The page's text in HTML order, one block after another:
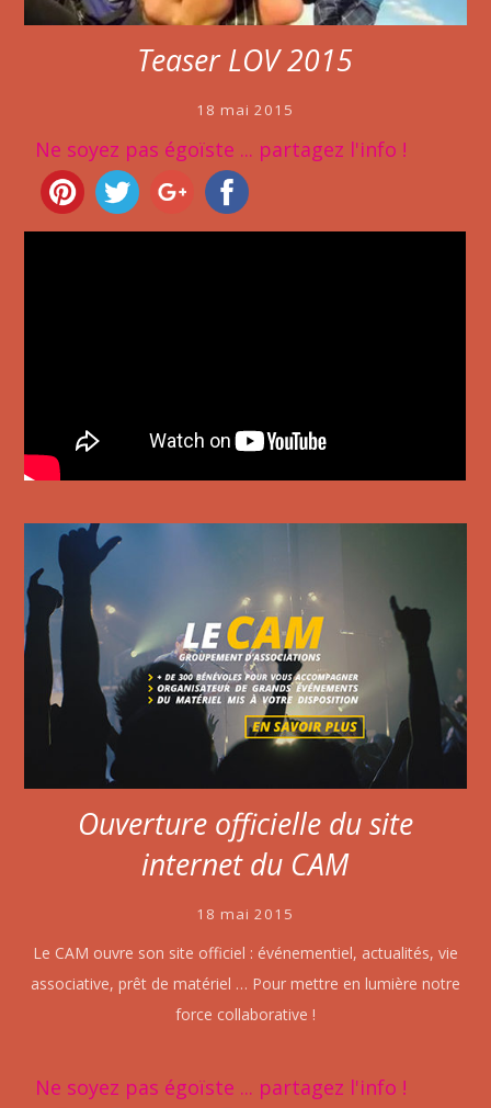
Teaser LOV 2015
18 mai 2015
Ne soyez pas égoïste ... partagez l'info !
Ouverture officielle du site
internet du CAM
18 mai 2015
Le CAM ouvre son site officiel : événementiel, actualités, vie
associative, prêt de matériel … Pour mettre en lumière notre
force collaborative !
Ne soyez pas égoïste ... partagez l'info !